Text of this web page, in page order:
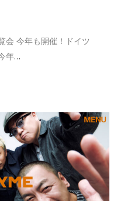
会 今年も開催！ドイツ
年…